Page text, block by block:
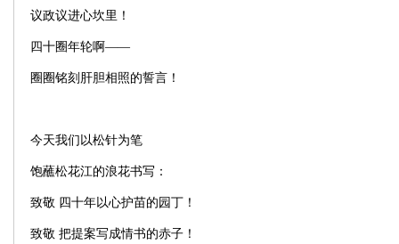
议政议进心坎里！
四十圈年轮啊——
圈圈铭刻肝胆相照的誓言！
今天我们以松针为笔
饱蘸松花江的浪花书写：
致敬 四十年以心护苗的园丁！
致敬 把提案写成情书的赤子！